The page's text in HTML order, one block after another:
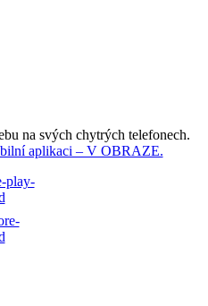
na svých chytrých telefonech.
aplikaci – V OBRAZE.